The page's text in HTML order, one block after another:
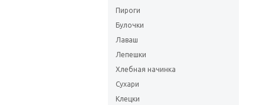
Пироги
Булочки
Лаваш
Лепешки
Хлебная начинка
Сухари
Клецки